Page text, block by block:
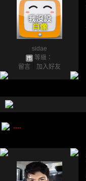
sidae
等級：
留言
加入好友
....